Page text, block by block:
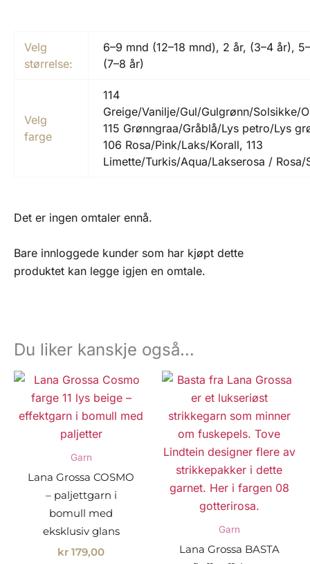
Velg
størrelse:
6–9 mnd (12–18 mnd), 2 år, (3–4 år),
(7–8 år)
Velg
farge
114
Greige/Vanilje/Gul/Gulgrønn/Solsikke/
115 Grønngraa/Gråblå/Lys petro/Lys
106 Rosa/Pink/Laks/Korall, 113
Limette/Turkis/Aqua/Lakserosa / Rosa/
Det er ingen omtaler ennå.
Bare innloggede kunder som har kjøpt dette
produktet kan legge igjen en omtale.
Du liker kanskje også…
Garn
Lana Grossa COSMO
– paljettgarn i
bomull med
eksklusiv glans
kr 179,00
Garn
Lana Grossa BASTA